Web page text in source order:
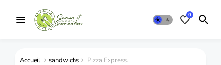
0
Accueil sandwichs Pizza Express.